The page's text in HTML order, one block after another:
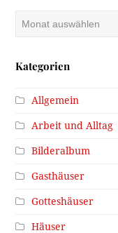
Kategorien
Allgemein
Arbeit und Alltag
Bilderalbum
Gasthäuser
Gotteshäuser
Häuser